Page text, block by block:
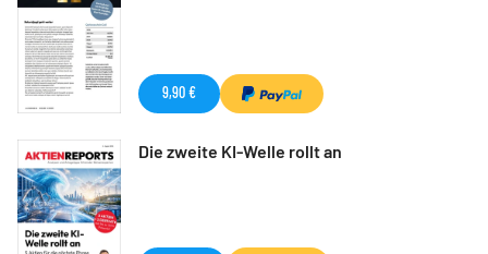
9,90 €
Die zweite KI-Welle rollt an